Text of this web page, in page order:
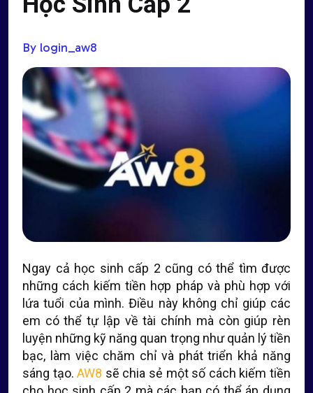
By login_aw8
Ngay cả học sinh cấp 2 cũng có thể tìm được
những cách kiếm tiền hợp pháp và phù hợp với
lứa tuổi của mình. Điều này không chỉ giúp các
em có thể tự lập về tài chính mà còn giúp rèn
luyện những kỹ năng quan trọng như quản lý tiền
bạc, làm việc chăm chỉ và phát triển khả năng
sáng tạo.AW8 sẽ chia sẻ một số cách kiếm tiền